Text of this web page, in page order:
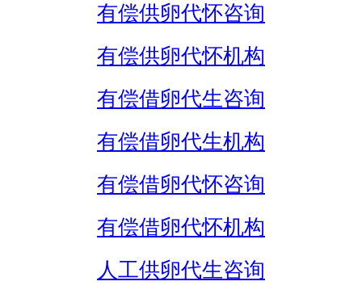
有偿供卵代怀咨询
有偿供卵代怀机构
有偿借卵代生咨询
有偿借卵代生机构
有偿借卵代怀咨询
有偿借卵代怀机构
人工供卵代生咨询